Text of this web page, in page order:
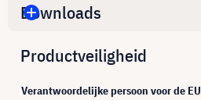
Downloads
Productveiligheid
Verantwoordelijke persoon voor de EU